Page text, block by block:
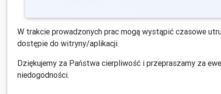
W trakcie prowadzonych prac mogą wystąpić czasowe
dostępie do witryny/aplikacji.
Dziękujemy za Państwa cierpliwość i przepraszamy za
niedogodności.